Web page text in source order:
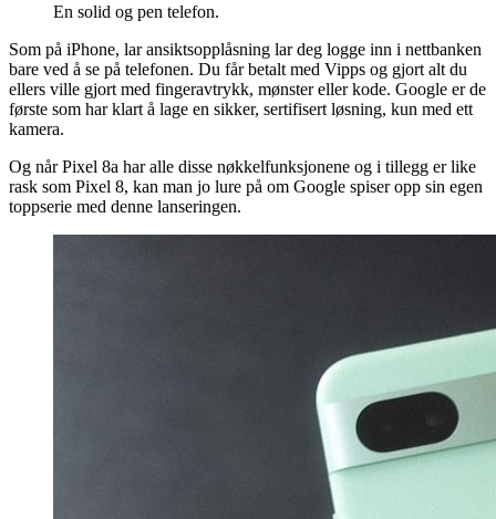
En solid og pen telefon.
Som på iPhone, lar ansiktsopplåsning lar deg logge inn i nettbanken
bare ved å se på telefonen. Du får betalt med Vipps og gjort alt du
ellers ville gjort med fingeravtrykk, mønster eller kode. Google er de
første som har klart å lage en sikker, sertifisert løsning, kun med ett
kamera.
Og når Pixel 8a har alle disse nøkkelfunksjonene og i tillegg er like
rask som Pixel 8, kan man jo lure på om Google spiser opp sin egen
toppserie med denne lanseringen.